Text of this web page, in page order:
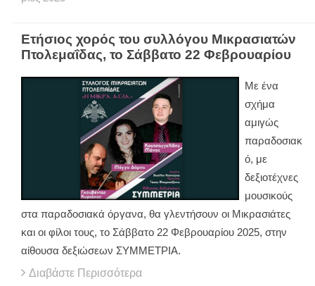
Ετήσιος χορός του συλλόγου Μικρασιατών
Πτολεμαΐδας, το Σάββατο 22 Φεβρουαρίου
Με ένα
σχήμα
αμιγώς
παραδοσιακ
ό, με
δεξιοτέχνες
μουσικούς
στα παραδοσιακά όργανα, θα γλεντήσουν οι Μικρασιάτες
και οι φίλοι τους, το Σάββατο 22 Φεβρουαρίου 2025, στην
αίθουσα δεξιώσεων ΣΥΜΜΕΤΡΙΑ.
Διαβάστε Περισσότερα